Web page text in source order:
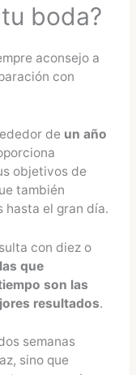
boda?
aconsejo a
con
deun año
objetivos de
también
hasta el gran día.
con diez o
que
son las
resultados.
semanas
sino que